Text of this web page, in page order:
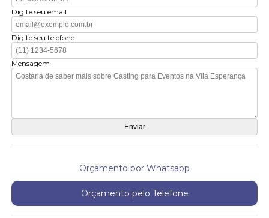
Digite seu email
Digite seu telefone
Mensagem
Orçamento por Whatsapp
Orçamento pelo Telefone